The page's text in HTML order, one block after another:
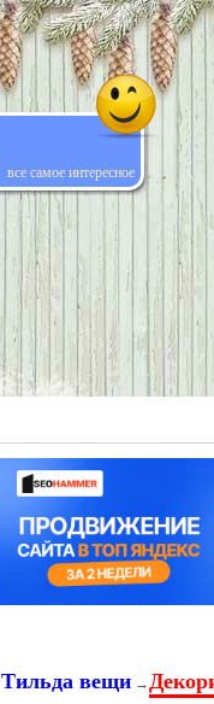
все самое интересное
Тильда вещи →